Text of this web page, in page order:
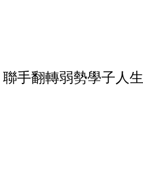
聯手翻轉弱勢學子人生